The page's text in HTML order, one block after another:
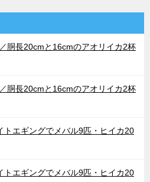
胴長20cmと16cmのアオリイカ2杯
胴長20cmと16cmのアオリイカ2杯
トエギングでメバル9匹・ヒイカ20
トエギングでメバル9匹・ヒイカ20